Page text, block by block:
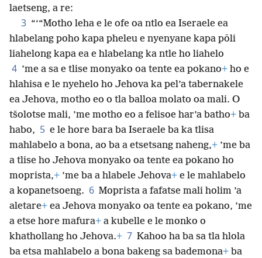
laetseng, a re:
3 “‘“Motho leha e le ofe oa ntlo ea Iseraele ea
hlabelang poho kapa pheleu e nyenyane kapa pōli
liahelong kapa ea e hlabelang ka ntle ho liahelo
4 ’me a sa e tlise monyako oa tente ea pokano+ ho e
hlahisa e le nyehelo ho Jehova ka pel’a tabernakele
ea Jehova, motho eo o tla balloa molato oa mali. O
tšolotse mali, ’me motho eo a felisoe har’a batho+ ba
habo, 5 e le hore bara ba Iseraele ba ka tlisa
mahlabelo a bona, ao ba a etsetsang naheng,+ ’me ba
a tlise ho Jehova monyako oa tente ea pokano ho
moprista,+ ’me ba a hlabele Jehova+ e le mahlabelo
a kopanetsoeng. 6 Moprista a fafatse mali holim ’a
aletare+ ea Jehova monyako oa tente ea pokano, ’me
a etse hore mafura+ a kubelle e le monko o
khathollang ho Jehova.+ 7 Kahoo ha ba sa tla hlola
ba etsa mahlabelo a bona bakeng sa bademona+ ba